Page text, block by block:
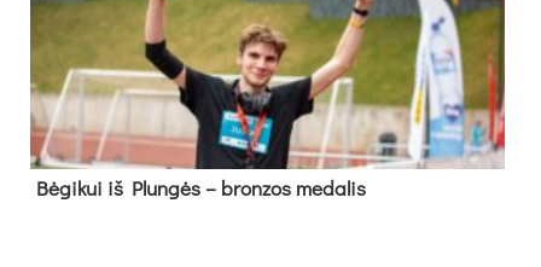
Bė­gi­kui iš Plun­gės – bron­zos me­da­lis